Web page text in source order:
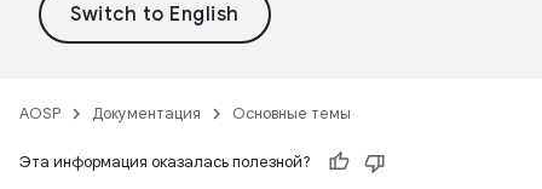
AOSP Документация Основные темы
Эта информация оказалась полезной?